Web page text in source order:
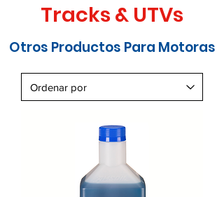
Tracks & UTVs
Otros Productos Para Motoras